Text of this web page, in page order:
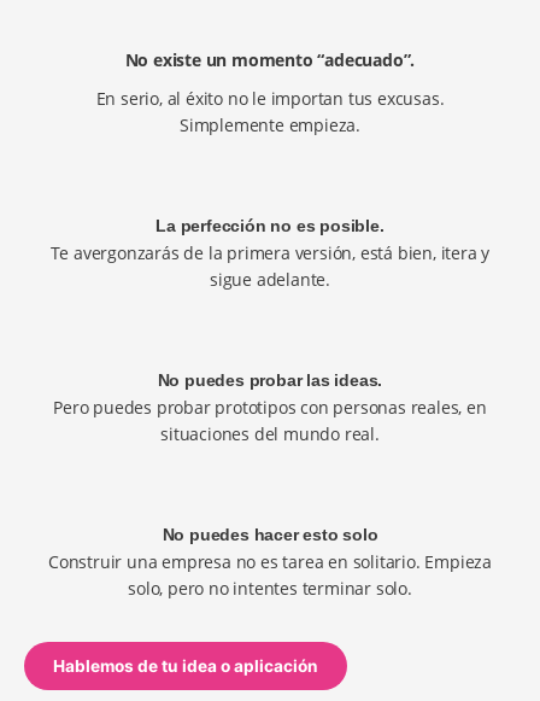
No existe un momento “adecuado”.
En serio, al éxito no le importan tus excusas.
Simplemente empieza.
La perfección no es posible.
Te avergonzarás de la primera versión, está bien, itera y
sigue adelante.
No puedes probar las ideas.
Pero puedes probar prototipos con personas reales, en
situaciones del mundo real.
No puedes hacer esto solo
Construir una empresa no es tarea en solitario. Empieza
solo, pero no intentes terminar solo.
Hablemos de tu idea o aplicación